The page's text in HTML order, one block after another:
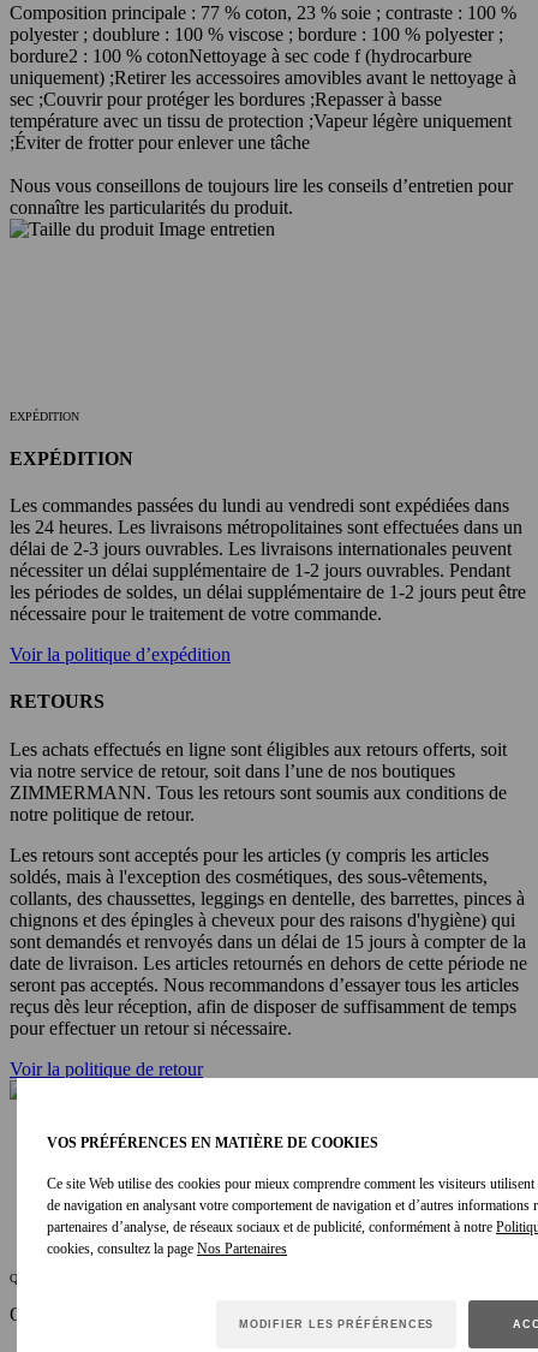
VOS PRÉFÉRENCES EN MATIÈRE DE COOKIES
Ce site Web utilise des cookies pour mieux comprendre comment les visiteurs
de navigation en analysant votre comportement de navigation et d’autres
partenaires d’analyse, de réseaux sociaux et de publicité, conformément à notre
cookies, consultez la page
MODIFIER LES PRÉFÉRENCES
Composition principale : 77 % coton, 23 % soie ; contraste : 100 %
polyester ; doublure : 100 % viscose ; bordure : 100 % polyester ;
bordure2 : 100 % cotonNettoyage à sec code f (hydrocarbure
uniquement) ;Retirer les accessoires amovibles avant le nettoyage à
sec ;Couvrir pour protéger les bordures ;Repasser à basse
température avec un tissu de protection ;Vapeur légère uniquement
;Éviter de frotter pour enlever une tâche
Nous vous conseillons de toujours lire les conseils d’entretien pour
connaître les particularités du produit.
EXPÉDITION
EXPÉDITION
Les commandes passées du lundi au vendredi sont expédiées dans
les 24 heures. Les livraisons métropolitaines sont effectuées dans un
délai de 2-3 jours ouvrables. Les livraisons internationales peuvent
nécessiter un délai supplémentaire de 1-2 jours ouvrables. Pendant
les périodes de soldes, un délai supplémentaire de 1-2 jours peut être
nécessaire pour le traitement de votre commande.
Voir la politique d’expédition
RETOURS
Les achats effectués en ligne sont éligibles aux retours offerts, soit
via notre service de retour, soit dans l’une de nos boutiques
ZIMMERMANN. Tous les retours sont soumis aux conditions de
notre politique de retour.
Les retours sont acceptés pour les articles (y compris les articles
soldés, mais à l'exception des cosmétiques, des sous-vêtements,
collants, des chaussettes, leggings en dentelle, des barrettes, pinces à
chignons et des épingles à cheveux pour des raisons d'hygiène) qui
sont demandés et renvoyés dans un délai de 15 jours à compter de la
date de livraison. Les articles retournés en dehors de cette période ne
seront pas acceptés. Nous recommandons d’essayer tous les articles
reçus dès leur réception, afin de disposer de suffisamment de temps
pour effectuer un retour si nécessaire.
Voir la politique de retour
Qualités environnementales
Origine du tissu :